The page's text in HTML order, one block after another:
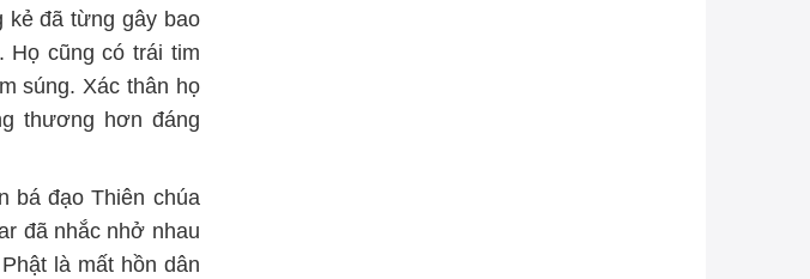
kẻ đã từng gây bao
Họ cũng có trái tim
súng. Xác thân họ
thương hơn đáng
bá đạo Thiên chúa
đã nhắc nhở nhau
là mất hồn dân